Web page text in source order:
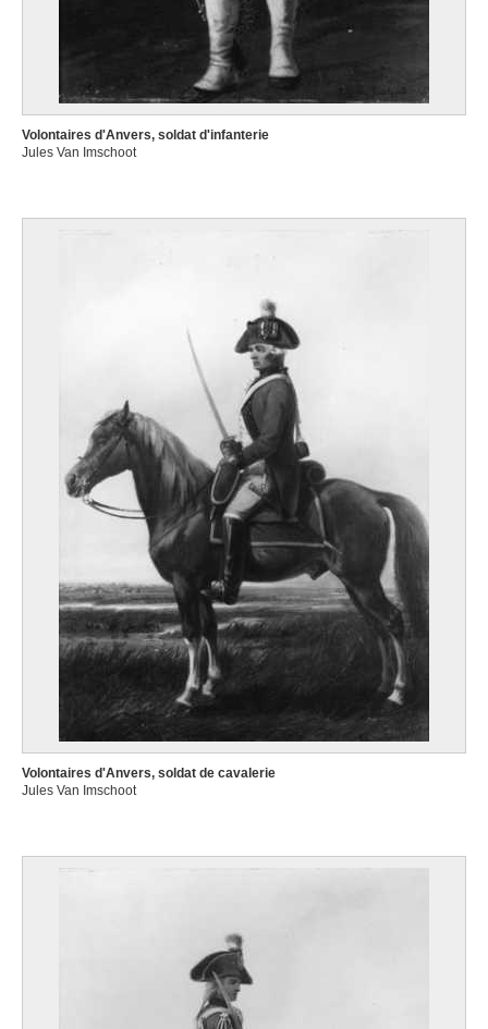
Volontaires d'Anvers, soldat d'infanterie
Jules Van Imschoot
Volontaires d'Anvers, soldat de cavalerie
Jules Van Imschoot